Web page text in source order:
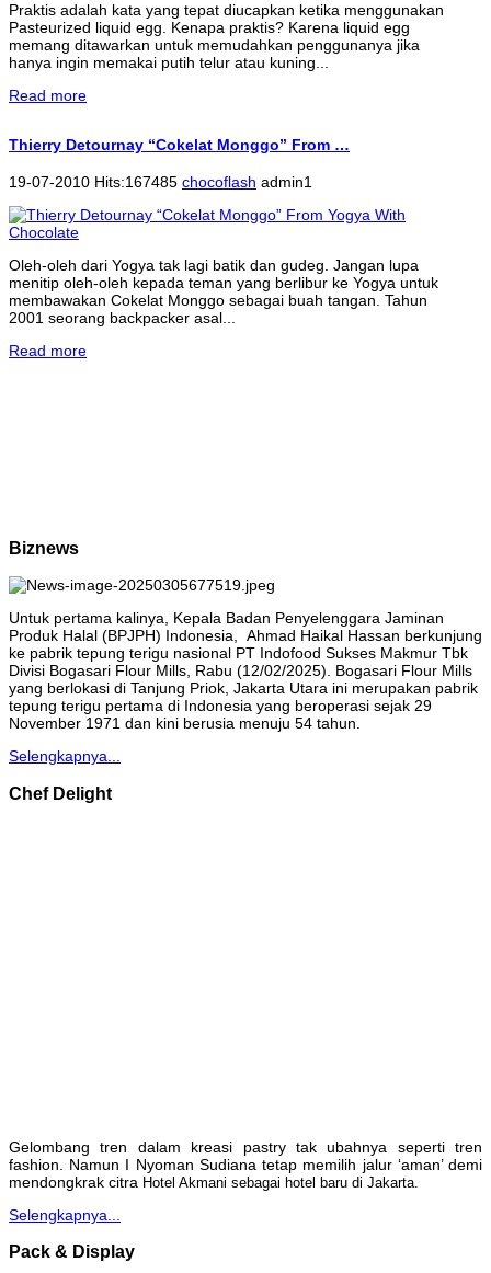
Praktis adalah kata yang tepat diucapkan ketika menggunakan
Pasteurized liquid egg. Kenapa praktis? Karena liquid egg
memang ditawarkan untuk memudahkan penggunanya jika
hanya ingin memakai putih telur atau kuning...
Read more
Thierry Detournay “Cokelat Monggo” From …
19-07-2010 Hits:167485 chocoflash admin1
Oleh-oleh dari Yogya tak lagi batik dan gudeg. Jangan lupa
menitip oleh-oleh kepada teman yang berlibur ke Yogya untuk
membawakan Cokelat Monggo sebagai buah tangan. Tahun
2001 seorang backpacker asal...
Read more
Biznews
Untuk pertama kalinya, Kepala Badan Penyelenggara Jaminan
Produk Halal (BPJPH) Indonesia, Ahmad Haikal Hassan berkunjung
ke pabrik tepung terigu nasional PT Indofood Sukses Makmur Tbk
Divisi Bogasari Flour Mills, Rabu (12/02/2025). Bogasari Flour Mills
yang berlokasi di Tanjung Priok, Jakarta Utara ini merupakan pabrik
tepung terigu pertama di Indonesia yang beroperasi sejak 29
November 1971 dan kini berusia menuju 54 tahun.
Selengkapnya...
Chef Delight
Gelombang tren dalam kreasi pastry tak ubahnya seperti tren
fashion. Namun I Nyoman Sudiana tetap memilih jalur ‘aman’ demi
mendongkrak citra Hotel Akmani sebagai hotel baru di Jakarta.
Selengkapnya...
Pack & Display